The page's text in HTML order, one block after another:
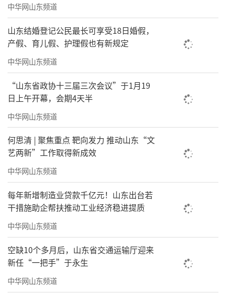
中华网山东频道
山东结婚登记公民最长可享受18日婚假，
产假、育儿假、护理假也有新规定
中华网山东频道
“山东省政协十三届三次会议”于1月19
日上午开幕，会期4天半
中华网山东频道
何思清 | 聚焦重点 靶向发力 推动山东“文
艺两新”工作取得新成效
中华网山东频道
每年新增制造业贷款千亿元！山东出台若
干措施助企帮扶推动工业经济稳进提质
中华网山东频道
空缺10个多月后，山东省交通运输厅迎来
新任“一把手”于永生
中华网山东频道